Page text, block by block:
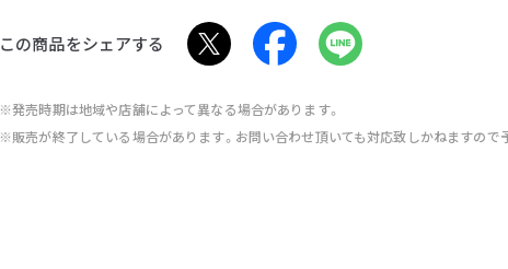
この商品をシェアする
※発売時期は地域や店舗によって異なる場合があります。
※販売が終了している場合があります。お問い合わせ頂いても対応致しかねますので